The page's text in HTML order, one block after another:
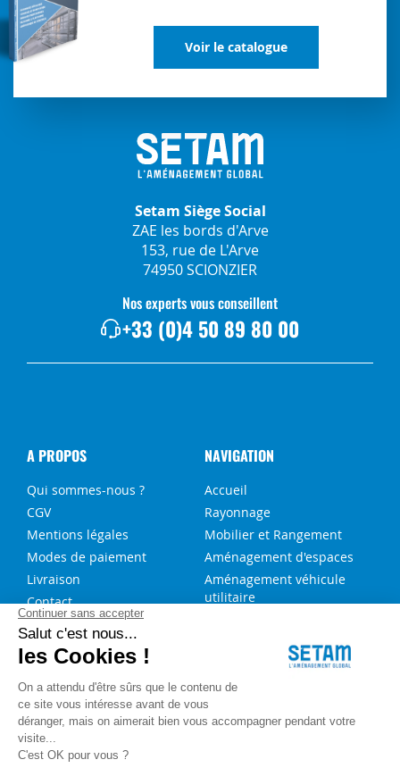
Voir le catalogue
Setam Siège Social
ZAE les bords d'Arve
153, rue de L'Arve
74950 SCIONZIER
Nos experts vous conseillent
+33 (0)4 50 89 80 00
A PROPOS
Qui sommes-nous ?
CGV
Mentions légales
Modes de paiement
Livraison
Contact
NAVIGATION
Accueil
Rayonnage
Mobilier et Rangement
Aménagement d'espaces
Aménagement véhicule
utilitaire
NOS SERVICES
FAQ
Blog
Aide au choix rayonnage
Service de montage